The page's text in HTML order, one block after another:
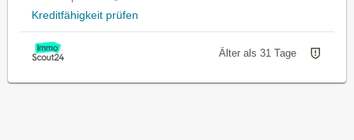
Kreditfähigkeit prüfen
Älter als 31 Tage